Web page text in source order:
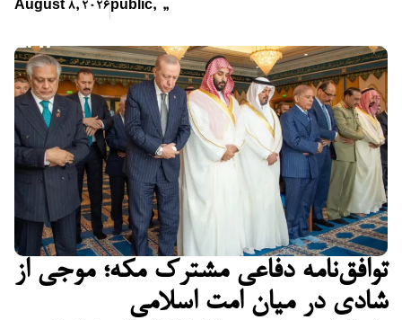
August 8, 2026 public, ,,
توافق‌نامه دفاعی مشترک مکه؛ موجی از
شادی در میان امت اسلامی